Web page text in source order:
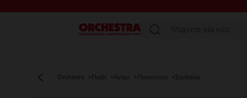
Μενού
Orchestra Παιδί Αγόρι Παπούτσια Σανδάλια